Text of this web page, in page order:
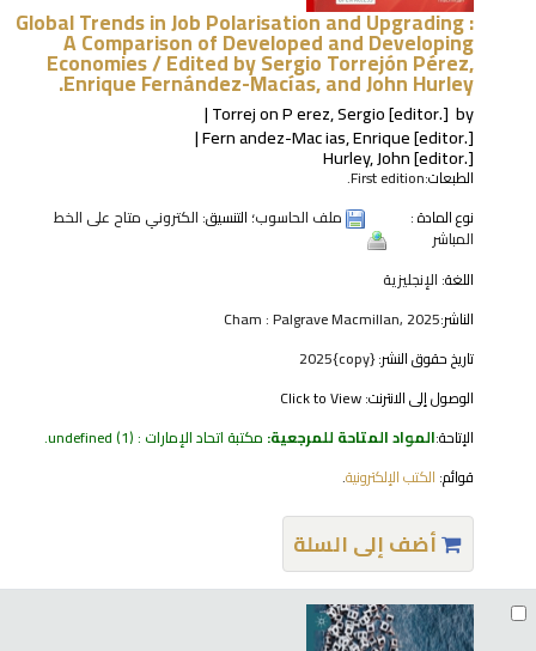
Global Trends in Job Polarisation and Upgrading :
A Comparison of Developed and Developing
Economies /Edited by Sergio Torrejón Pérez,
Enrique Fernández-Macías, and John Hurley.
by
Torrej on P erez, Sergio[editor.]
Fern andez-Mac ias, Enrique[editor.]
Hurley, John[editor.]
الطبعات:First edition.
نوع المادة :
ملف الحاسوب؛ التنسيق: الكتروني متاح على الخط
المباشر
اللغة: الإنجليزية
الناشر:Cham : Palgrave Macmillan, 2025
تاريخ حقوق النشر:{copy}2025
الوصول إلى الانترنت:Click to View
الإتاحة:المواد المتاحة للمرجعية: مكتبة اتحاد الإمارات : undefined(1).
قوائم: الكتب الإلكترونية.
أضف إلى السلة